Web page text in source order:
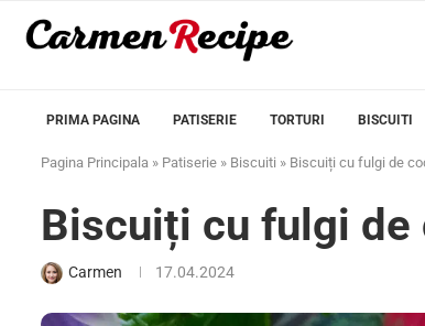
PRIMA PAGINA PATISERIE TORTURI BISCUITI
Pagina Principala » Patiserie » Biscuiti » Biscuiți cu fulgi de
Biscuiți cu fulgi de
Carmen 17.04.2024